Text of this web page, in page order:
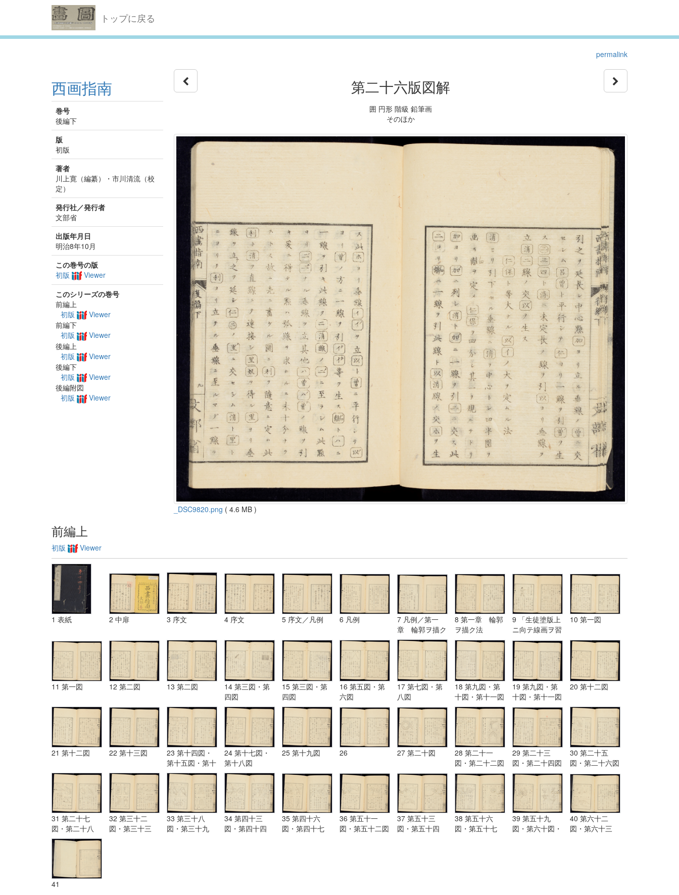
トップに戻る
permalink
西画指南
巻号
後編下
版
初版
著者
川上寛（編纂）・市川清流（校
定）
発行社／発行者
文部省
出版年月日
明治8年10月
この巻号の版
初版
Viewer
このシリーズの巻号
前編上
初版
Viewer
前編下
初版
Viewer
後編上
初版
Viewer
後編下
初版
Viewer
後編附図
初版
Viewer
第二十六版図解
囲 円形 階級 鉛筆画
そのほか
_DSC9820.png ( 4.6 MB )
前編上
初版 Viewer
1 表紙 2 中扉 3 序文 4 序文 5 序文／凡例 6 凡例
7 凡例／第一
章 輪郭ヲ描ク
法
8 第一章 輪郭
ヲ描ク法
9 「生徒塗版上
ニ向テ線画ヲ習
フ図」
10 第一図
11 第一図 12 第二図 13 第二図
14 第三図・第
四図
15 第三図・第
四図
16 第五図・第
六図
17 第七図・第
八図
18 第九図・第
十図・第十一図
19 第九図・第
十図・第十一図
20 第十二図
21 第十二図 22 第十三図
23 第十四図・
第十五図・第十
六図
24 第十七図・
第十八図
25 第十九図 26 27 第二十図
28 第二十一
図・第二十二図
29 第二十三
図・第二十四図
30 第二十五
図・第二十六図
31 第二十七
図・第二十八
図・第二十九
図・第三十図・
第三十一図
32 第三十二
図・第三十三
33 第三十八
図・第三十九
34 第四十三
図・第四十四
35 第四十六
図・第四十七
36 第五十一
図・第五十二図
37 第五十三
図・第五十四
38 第五十六
図・第五十七
39 第五十九
図・第六十図・
40 第六十二
図・第六十三
41